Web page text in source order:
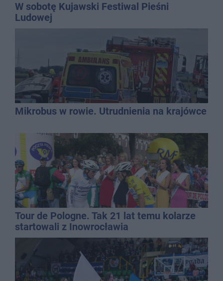
W sobotę Kujawski Festiwal Pieśni
Ludowej
Mikrobus w rowie. Utrudnienia na krajówce
Tour de Pologne. Tak 21 lat temu kolarze
startowali z Inowrocławia